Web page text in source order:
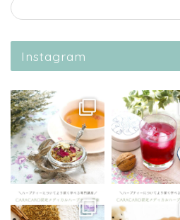
Instagram